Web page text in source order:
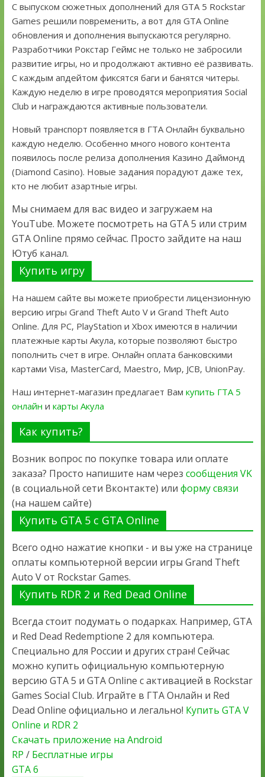
С выпуском сюжетных дополнений для GTA 5 Rockstar
Games решили повременить, а вот для GTA Online
обновления и дополнения выпускаются регулярно.
Разработчики Рокстар Геймс не только не забросили
развитие игры, но и продолжают активно её развивать.
С каждым апдейтом фиксятся баги и банятся читеры.
Каждую неделю в игре проводятся мероприятия Social
Club и награждаются активные пользователи.
Новый транспорт появляется в ГТА Онлайн буквально
каждую неделю. Особенно много нового контента
появилось после релиза дополнения Казино Даймонд
(Diamond Casino). Новые задания порадуют даже тех,
кто не любит азартные игры.
Мы снимаем для вас видео и загружаем на
YouTube. Можете посмотреть на GTA 5 или стрим
GTA Online прямо сейчас. Просто зайдите на наш
Ютуб канал.
Купить игру
На нашем сайте вы можете приобрести лицензионную
версию игры Grand Theft Auto V и Grand Theft Auto
Online. Для PC, PlayStation и Xbox имеются в наличии
платежные карты Акула, которые позволяют быстро
пополнить счет в игре. Онлайн оплата банковскими
картами Visa, MasterCard, Maestro, Мир, JCB, UnionPay.
Наш интернет-магазин предлагает Вам купить ГТА 5
онлайн и карты Акула
Как купить?
Возник вопрос по покупке товара или оплате
заказа? Просто напишите нам через сообщения VK
(в социальной сети Вконтакте) или форму связи
(на нашем сайте)
Купить GTA 5 с GTA Online
Всего одно нажатие кнопки - и вы уже на странице
оплаты компьютерной версии игры Grand Theft
Auto V от Rockstar Games.
Купить RDR 2 и Red Dead Online
Всегда стоит подумать о подарках. Например, GTA
и Red Dead Redemptione 2 для компьютера.
Специально для России и других стран! Сейчас
можно купить официальную компьютерную
версию GTA 5 и GTA Online с активацией в Rockstar
Games Social Club. Играйте в ГТА Онлайн и Red
Dead Online официально и легально! Купить GTA V
Online и RDR 2
Скачать приложение на Android
RP / Бесплатные игры
GTA 6